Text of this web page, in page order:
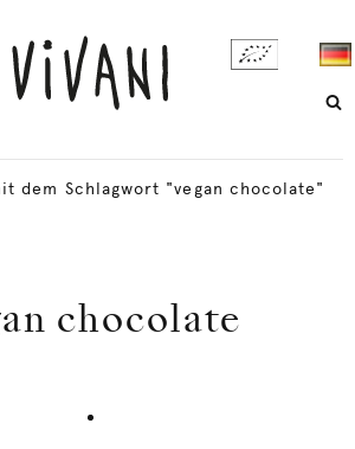
dem Schlagwort "vegan chocolate"
chocolate